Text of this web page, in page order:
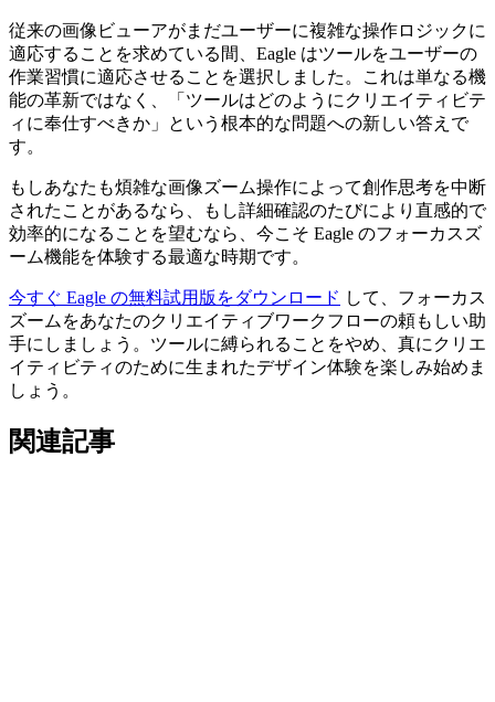
従来の画像ビューアがまだユーザーに複雑な操作ロジックに
適応することを求めている間、Eagle はツールをユーザーの
作業習慣に適応させることを選択しました。これは単なる機
能の革新ではなく、「ツールはどのようにクリエイティビテ
ィに奉仕すべきか」という根本的な問題への新しい答えで
す。
もしあなたも煩雑な画像ズーム操作によって創作思考を中断
されたことがあるなら、もし詳細確認のたびにより直感的で
効率的になることを望むなら、今こそ Eagle のフォーカスズ
ーム機能を体験する最適な時期です。
今すぐ Eagle の無料試用版をダウンロード して、フォーカス
ズームをあなたのクリエイティブワークフローの頼もしい助
手にしましょう。ツールに縛られることをやめ、真にクリエ
イティビティのために生まれたデザイン体験を楽しみ始めま
しょう。
関連記事